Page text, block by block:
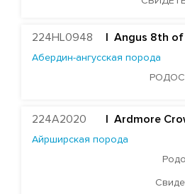
Порода Вагю
Скандинавская-красная порода
БЫКИ STGEN
224HL0948 | Angus 8th
Абердин-ангусская порода
224A2020 Ardmore
Айрширская порода